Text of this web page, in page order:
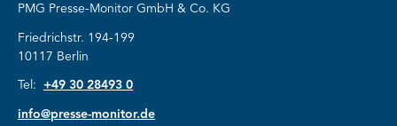
PMG Presse-Monitor GmbH & Co. KG
Friedrichstr. 194-199
10117 Berlin
Tel: +49 30 28493 0
info@presse-monitor.de